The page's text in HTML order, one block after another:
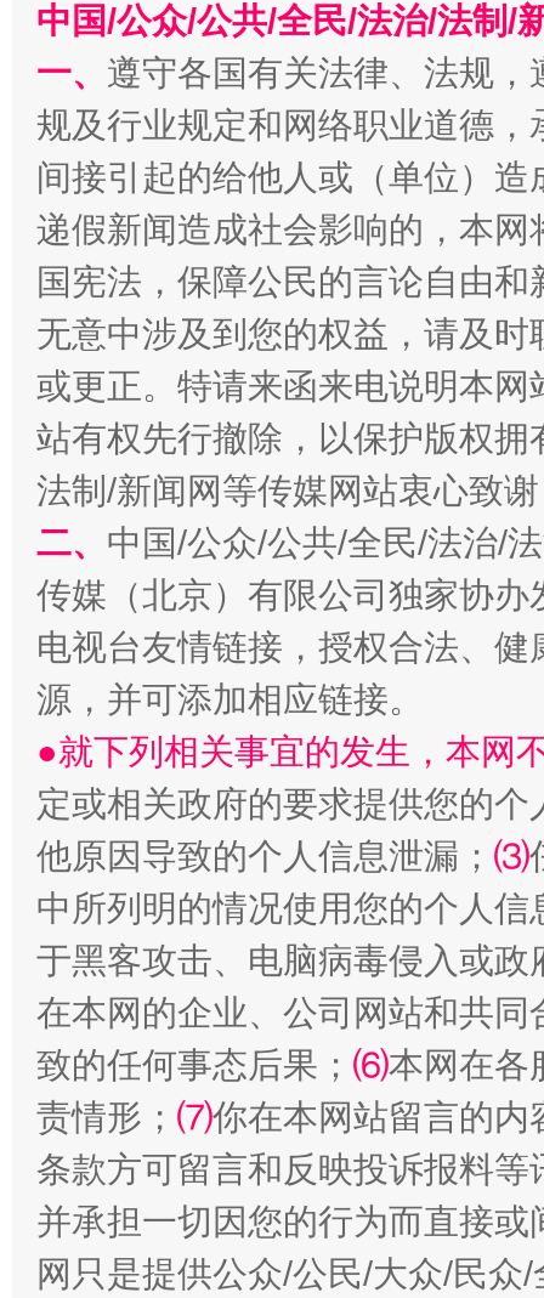
在谋一域中谋全局
今
习近平的博鳌关键词
魏明亮
“刷贴”乱象丛生
生
揭批美国五大"原罪" "炒
中国/公众/公共/全民/法治/法制/
一、 遵守各国有关法律、法规
规及行业规定和网络职业道德
间接引起的给他人或（单位）
递假新闻造成社会影响的，本
国宪法，保障公民的言论自由
无意中涉及到您的权益，请及
或更正。特请来函来电说明本
站有权先行撤除，以保护版权
法制/新闻网等传媒网站衷心致
二、 中国/公众/公共/全民/法治/
传媒（北京）有限公司独家协
电视台友情链接，授权合法、
源，并可添加相应链接。
●就下列相关事宜的发生，本网
定或相关政府的要求提供您的个
他原因导致的个人信息泄漏； ⑶
中所列明的情况使用您的个人
于黑客攻击、电脑病毒侵入或
在本网的企业、公司网站和共
致的任何事态后果； ⑹本网在各
责情形； ⑺你在本网站留言的内
条款方可留言和反映投诉报料
并承担一切因您的行为而直接
网只是提供公众/公民/大众/民